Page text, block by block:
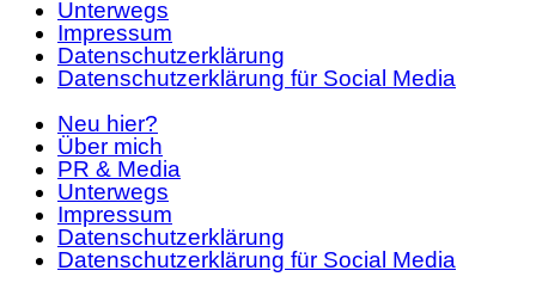
Unterwegs
Impressum
Datenschutzerklärung
Datenschutzerklärung für Social Media
Neu hier?
Über mich
PR & Media
Unterwegs
Impressum
Datenschutzerklärung
Datenschutzerklärung für Social Media